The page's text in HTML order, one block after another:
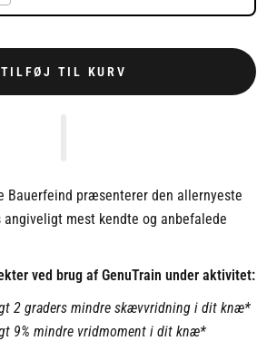
TILFØJ TIL KURV
Bauerfeind præsenterer den allernyeste
mest kendte og anbefalede
ved brug af GenuTrain under aktivitet:
2 graders mindre skævvridning i dit knæ*
9% mindre vridmoment i dit knæ*